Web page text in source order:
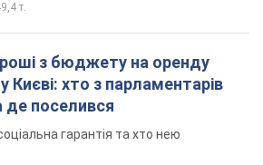
т.
з бюджету на оренду
Києві: хто з парламентарів
де поселився
гарантія та хто нею